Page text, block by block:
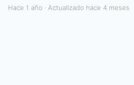
hace 1 año · Actualizado hace 4 meses